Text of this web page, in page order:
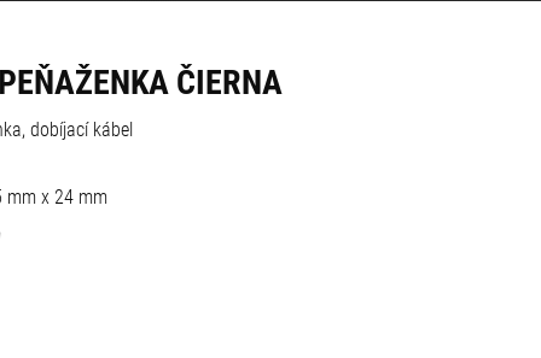
ČIERNA
dobíjací kábel
mm x 24 mm